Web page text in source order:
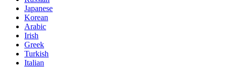
Japanese
Korean
Arabic
Irish
Greek
Turkish
Italian